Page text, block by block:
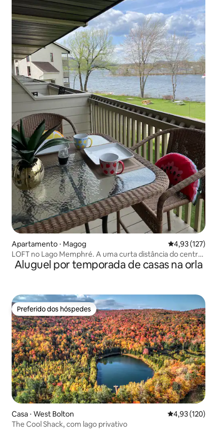
Apartamento ⋅ Magog 4,93 de uma
4,93 (127)
LOFT no Lago Memphré. A uma curta distância do centro
da cidade!
Aluguel por temporada de casas na orla
Preferido dos hóspedes
Preferido dos hóspedes
Casa ⋅ West Bolton 4,93 de uma
4,93 (120)
The Cool Shack, com lago privativo